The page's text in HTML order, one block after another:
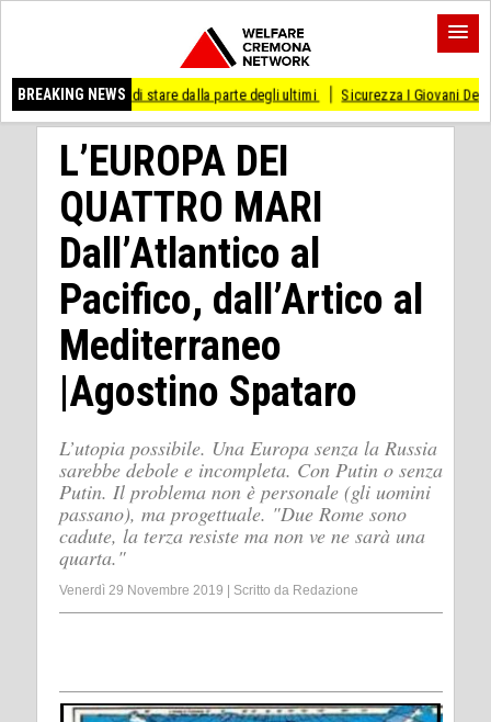
BREAKING NEWS
di stare dalla parte degli ultimi Sicurezza I Giovani Democratici
L’EUROPA DEI
QUATTRO MARI
Dall’Atlantico al
Pacifico, dall’Artico al
Mediterraneo
|Agostino Spataro
L’utopia possibile. Una Europa senza la Russia
sarebbe debole e incompleta. Con Putin o senza
Putin. Il problema non è personale (gli uomini
passano), ma progettuale. "Due Rome sono
cadute, la terza resiste ma non ve ne sarà una
quarta."
Venerdì 29 Novembre 2019 Scritto da Redazione